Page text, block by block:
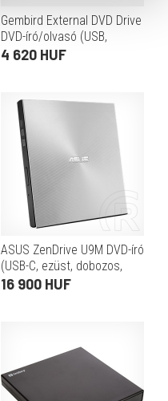
Gembird External DVD Drive
DVD-író/olvasó (USB,
fekete, BOX)
4 620 HUF
ASUS ZenDrive U9M DVD-író
(USB-C, ezüst, dobozos,
ultravékony, hordozható, 8-
16 900 HUF